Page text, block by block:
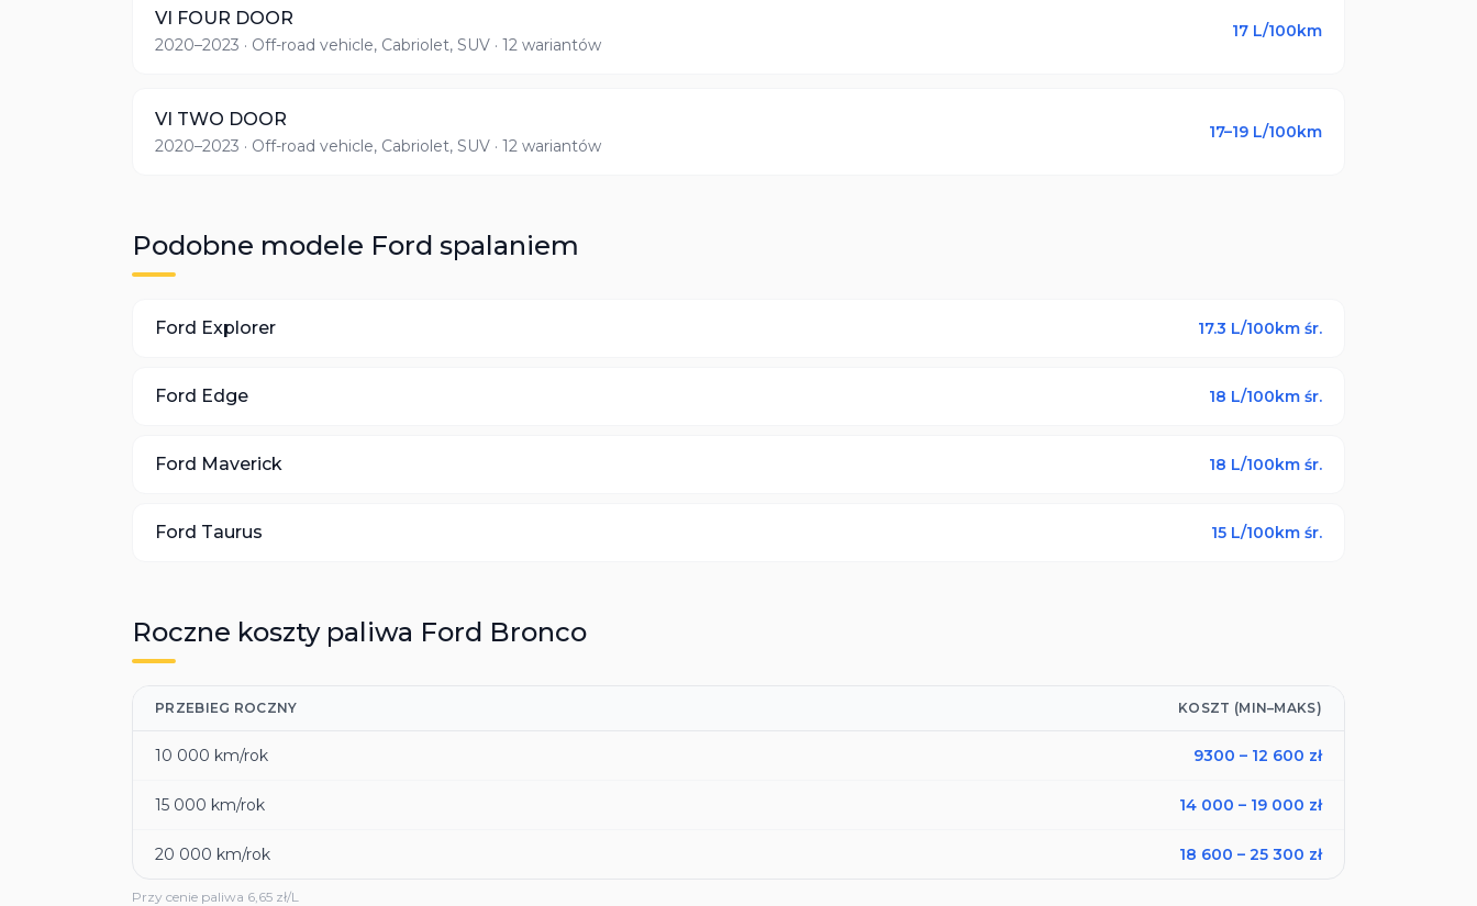
VI FOUR DOOR
2020–2023 · Off-road vehicle, Cabriolet, SUV · 12 wariantów
17 L/100km
VI TWO DOOR
2020–2023 · Off-road vehicle, Cabriolet, SUV · 12 wariantów
17–19 L/100km
Podobne modele Ford spalaniem
Ford Explorer 17.3 L/100km śr.
Ford Edge 18 L/100km śr.
Ford Maverick 18 L/100km śr.
Ford Taurus 15 L/100km śr.
Roczne koszty paliwa Ford Bronco
PRZEBIEG ROCZNY KOSZT (MIN–MAKS)
10 000 km/rok 9300 – 12 600 zł
15 000 km/rok 14 000 – 19 000 zł
20 000 km/rok 18 600 – 25 300 zł
Przy cenie paliwa 6,65 zł/L